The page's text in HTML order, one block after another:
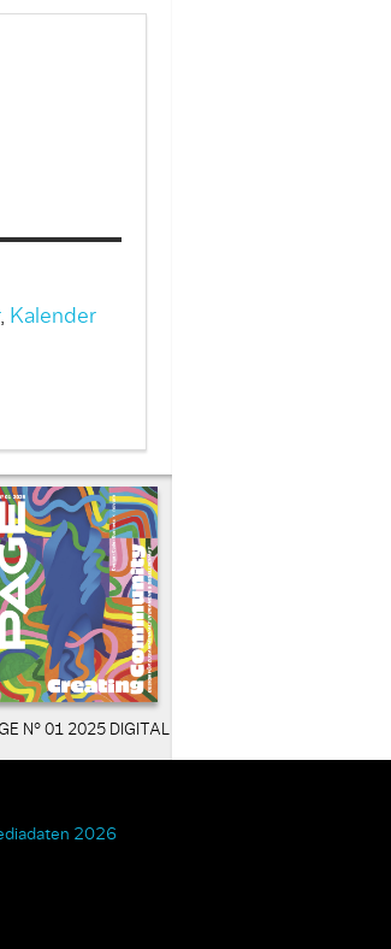
, Kalender
N° 01 2025 DIGITAL
2026